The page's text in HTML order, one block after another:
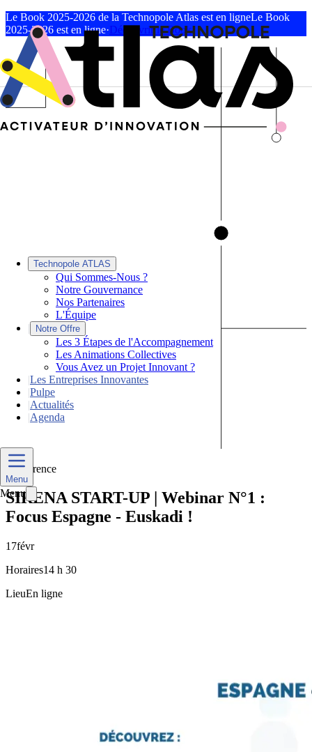
Le Book 2025-2026 de la Technopole Atlas est en ligneLe Book
2025-2026 est en ligne·Découvrir le Book
Technopole ATLAS
Qui Sommes-Nous ?
Notre Gouvernance
Nos Partenaires
L'Équipe
|
Notre Offre
Les 3 Étapes de l'Accompagnement
Les Animations Collectives
Vous Avez un Projet Innovant ?
|Les Entreprises Innovantes
|Pulpe
|Actualités
|Agenda
Menu
Menu
Conférence
SIRENA START-UP | Webinar N°1 :
Focus Espagne - Euskadi !
17févr
Horaires14 h 30
LieuEn ligne